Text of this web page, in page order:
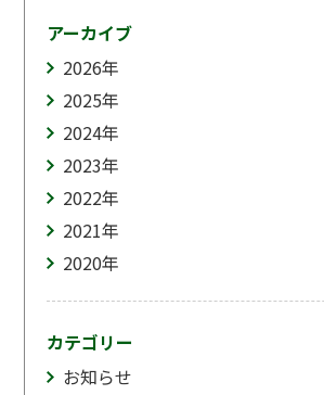
アーカイブ
2026年
2025年
2024年
2023年
2022年
2021年
2020年
カテゴリー
お知らせ